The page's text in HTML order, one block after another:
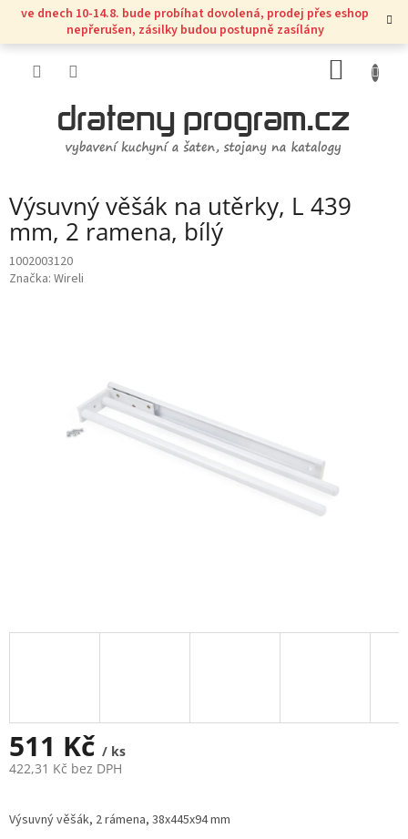
Přejít
obsah
ve dnech 10-14.8. bude probíhat dovolená, prodej přes eshop
nepřerušen, zásilky budou postupně zasílány
KOŠÍK
Výsuvný věšák na utěrky, L 439
mm, 2 ramena, bílý
1002003120
Značka: Wireli
511 Kč / ks
422,31 Kč bez DPH
cena:
Výsuvný věšák, 2 rámena, 38x445x94 mm